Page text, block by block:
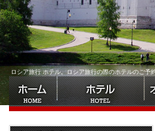
ロシア旅行 ホテル。ロシア旅行の際のホテルのご予